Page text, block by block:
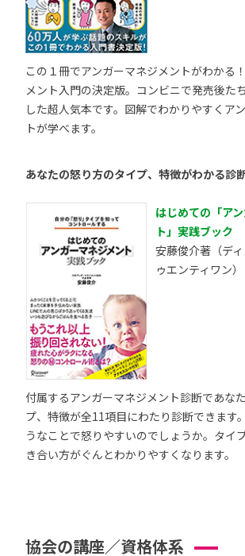
この１冊でアンガーマネジメントがわかる
メント入門の決定版。コンビニで発売後た
した超人気本です。図解でわかりやすくア
トが学べます。
あなたの怒り方のタイプ、特徴がわかる診
はじめての「ア
ト」実践ブック
安藤俊介著（デ
ゥエンティワン）
付属するアンガーマネジメント診断であな
プ、特徴が全11項目にわたり診断できます
うなことで怒りやすいのでしょうか。タイ
き合い方がぐんとわかりやすくなります。
協会の講座／資格体系